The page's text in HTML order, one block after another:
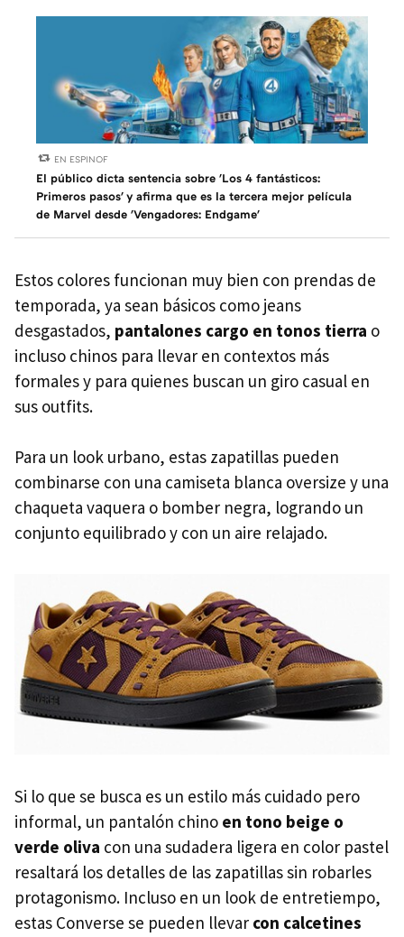
EN ESPINOF
El público dicta sentencia sobre 'Los 4 fantásticos:
Primeros pasos' y afirma que es la tercera mejor película
de Marvel desde 'Vengadores: Endgame'
Estos colores funcionan muy bien con prendas de
temporada, ya sean básicos como jeans
desgastados, pantalones cargo en tonos tierra o
incluso chinos para llevar en contextos más
formales y para quienes buscan un giro casual en
sus outfits.
Para un look urbano, estas zapatillas pueden
combinarse con una camiseta blanca oversize y una
chaqueta vaquera o bomber negra, logrando un
conjunto equilibrado y con un aire relajado.
Si lo que se busca es un estilo más cuidado pero
informal, un pantalón chino en tono beige o
verde oliva con una sudadera ligera en color pastel
resaltará los detalles de las zapatillas sin robarles
protagonismo. Incluso en un look de entretiempo,
estas Converse se pueden llevar con calcetines